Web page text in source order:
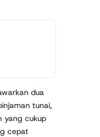
dua
tunai,
yang cukup
cepat